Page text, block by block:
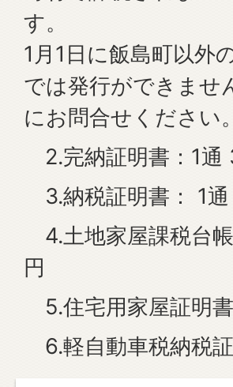
1月1日に飯島町以外
では発行ができませ
にお問合せください。
2.完納証明書：1通
3.納税証明書： 1
4.土地家屋課税台
円
5.住宅用家屋証明
6.軽自動車税納税